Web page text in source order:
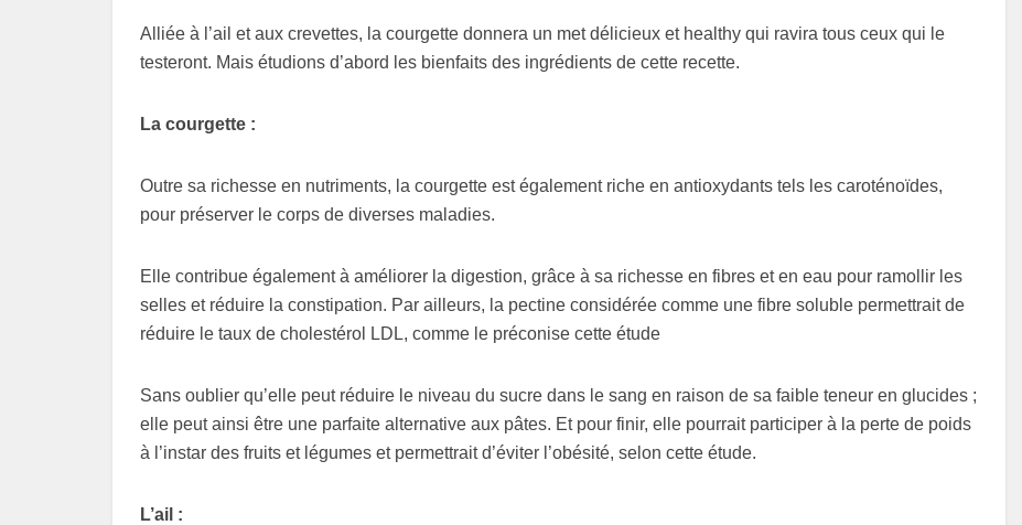
Alliée à l’ail et aux crevettes, la courgette donnera un met délicieux et healthy qui ravira tous ceux qui le
testeront. Mais étudions d’abord les bienfaits des ingrédients de cette recette.
La courgette :
Outre sa richesse en nutriments, la courgette est également riche en antioxydants tels les caroténoïdes,
pour préserver le corps de diverses maladies.
Elle contribue également à améliorer la digestion, grâce à sa richesse en fibres et en eau pour ramollir les
selles et réduire la constipation. Par ailleurs, la pectine considérée comme une fibre soluble permettrait de
réduire le taux de cholestérol LDL, comme le préconise cette étude
Sans oublier qu’elle peut réduire le niveau du sucre dans le sang en raison de sa faible teneur en glucides ;
elle peut ainsi être une parfaite alternative aux pâtes. Et pour finir, elle pourrait participer à la perte de poids
à l’instar des fruits et légumes et permettrait d’éviter l’obésité, selon cette étude.
L’ail :